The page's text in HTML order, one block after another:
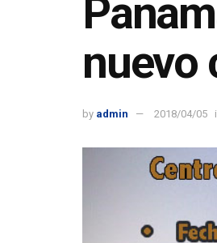
nuevo
by admin 2018/04/05